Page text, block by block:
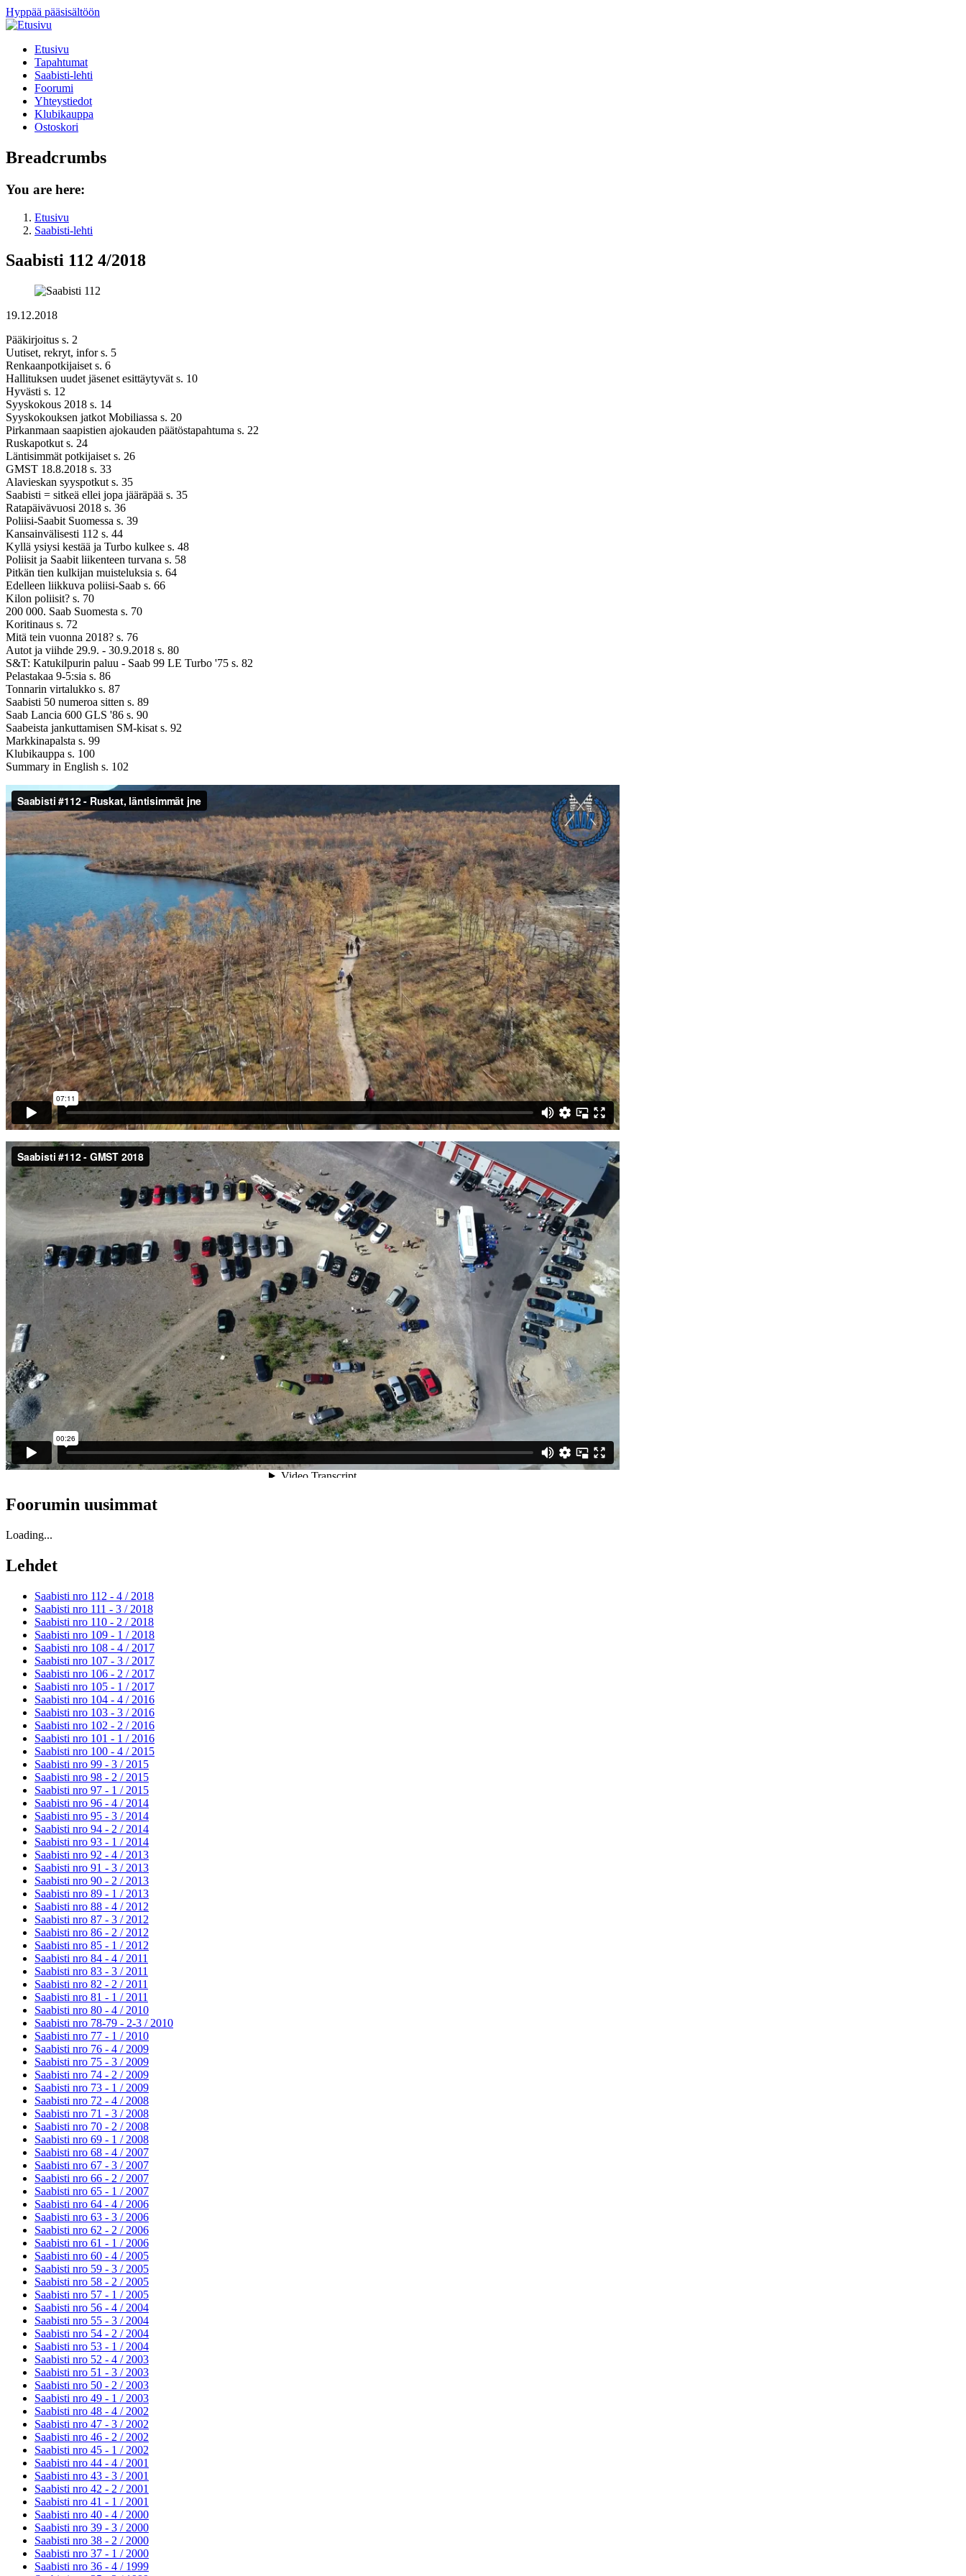
Hyppää pääsisältöön
Etusivu
Tapahtumat
Saabisti-lehti
Foorumi
Yhteystiedot
Klubikauppa
Ostoskori
Breadcrumbs
You are here:
Etusivu
Saabisti-lehti
Saabisti 112 4/2018
19.12.2018
Pääkirjoitus s. 2
Uutiset, rekryt, infor s. 5
Renkaanpotkijaiset s. 6
Hallituksen uudet jäsenet esittäytyvät s. 10
Hyvästi s. 12
Syyskokous 2018 s. 14
Syyskokouksen jatkot Mobiliassa s. 20
Pirkanmaan saapistien ajokauden päätöstapahtuma s. 22
Ruskapotkut s. 24
Läntisimmät potkijaiset s. 26
GMST 18.8.2018 s. 33
Alavieskan syyspotkut s. 35
Saabisti = sitkeä ellei jopa jääräpää s. 35
Ratapäivävuosi 2018 s. 36
Poliisi-Saabit Suomessa s. 39
Kansainvälisesti 112 s. 44
Kyllä ysiysi kestää ja Turbo kulkee s. 48
Poliisit ja Saabit liikenteen turvana s. 58
Pitkän tien kulkijan muisteluksia s. 64
Edelleen liikkuva poliisi-Saab s. 66
Kilon poliisit? s. 70
200 000. Saab Suomesta s. 70
Koritinaus s. 72
Mitä tein vuonna 2018? s. 76
Autot ja viihde 29.9. - 30.9.2018 s. 80
S&T: Katukilpurin paluu - Saab 99 LE Turbo '75 s. 82
Pelastakaa 9-5:sia s. 86
Tonnarin virtalukko s. 87
Saabisti 50 numeroa sitten s. 89
Saab Lancia 600 GLS '86 s. 90
Saabeista jankuttamisen SM-kisat s. 92
Markkinapalsta s. 99
Klubikauppa s. 100
Summary in English s. 102
Foorumin uusimmat
Loading...
Lehdet
Saabisti nro 112 - 4 / 2018
Saabisti nro 111 - 3 / 2018
Saabisti nro 110 - 2 / 2018
Saabisti nro 109 - 1 / 2018
Saabisti nro 108 - 4 / 2017
Saabisti nro 107 - 3 / 2017
Saabisti nro 106 - 2 / 2017
Saabisti nro 105 - 1 / 2017
Saabisti nro 104 - 4 / 2016
Saabisti nro 103 - 3 / 2016
Saabisti nro 102 - 2 / 2016
Saabisti nro 101 - 1 / 2016
Saabisti nro 100 - 4 / 2015
Saabisti nro 99 - 3 / 2015
Saabisti nro 98 - 2 / 2015
Saabisti nro 97 - 1 / 2015
Saabisti nro 96 - 4 / 2014
Saabisti nro 95 - 3 / 2014
Saabisti nro 94 - 2 / 2014
Saabisti nro 93 - 1 / 2014
Saabisti nro 92 - 4 / 2013
Saabisti nro 91 - 3 / 2013
Saabisti nro 90 - 2 / 2013
Saabisti nro 89 - 1 / 2013
Saabisti nro 88 - 4 / 2012
Saabisti nro 87 - 3 / 2012
Saabisti nro 86 - 2 / 2012
Saabisti nro 85 - 1 / 2012
Saabisti nro 84 - 4 / 2011
Saabisti nro 83 - 3 / 2011
Saabisti nro 82 - 2 / 2011
Saabisti nro 81 - 1 / 2011
Saabisti nro 80 - 4 / 2010
Saabisti nro 78-79 - 2-3 / 2010
Saabisti nro 77 - 1 / 2010
Saabisti nro 76 - 4 / 2009
Saabisti nro 75 - 3 / 2009
Saabisti nro 74 - 2 / 2009
Saabisti nro 73 - 1 / 2009
Saabisti nro 72 - 4 / 2008
Saabisti nro 71 - 3 / 2008
Saabisti nro 70 - 2 / 2008
Saabisti nro 69 - 1 / 2008
Saabisti nro 68 - 4 / 2007
Saabisti nro 67 - 3 / 2007
Saabisti nro 66 - 2 / 2007
Saabisti nro 65 - 1 / 2007
Saabisti nro 64 - 4 / 2006
Saabisti nro 63 - 3 / 2006
Saabisti nro 62 - 2 / 2006
Saabisti nro 61 - 1 / 2006
Saabisti nro 60 - 4 / 2005
Saabisti nro 59 - 3 / 2005
Saabisti nro 58 - 2 / 2005
Saabisti nro 57 - 1 / 2005
Saabisti nro 56 - 4 / 2004
Saabisti nro 55 - 3 / 2004
Saabisti nro 54 - 2 / 2004
Saabisti nro 53 - 1 / 2004
Saabisti nro 52 - 4 / 2003
Saabisti nro 51 - 3 / 2003
Saabisti nro 50 - 2 / 2003
Saabisti nro 49 - 1 / 2003
Saabisti nro 48 - 4 / 2002
Saabisti nro 47 - 3 / 2002
Saabisti nro 46 - 2 / 2002
Saabisti nro 45 - 1 / 2002
Saabisti nro 44 - 4 / 2001
Saabisti nro 43 - 3 / 2001
Saabisti nro 42 - 2 / 2001
Saabisti nro 41 - 1 / 2001
Saabisti nro 40 - 4 / 2000
Saabisti nro 39 - 3 / 2000
Saabisti nro 38 - 2 / 2000
Saabisti nro 37 - 1 / 2000
Saabisti nro 36 - 4 / 1999